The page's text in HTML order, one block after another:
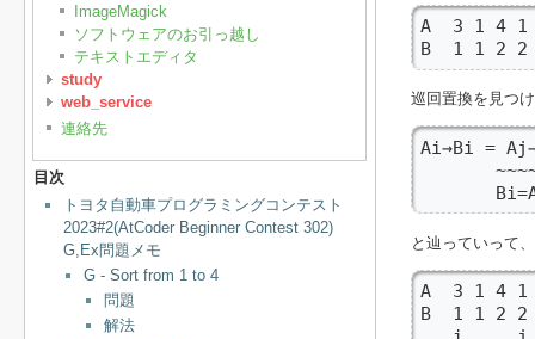
ImageMagick
ソフトウェアのお引っ越し
テキストエディタ
study
web_service
連絡先
目次
トヨタ自動車プログラミングコンテスト
2023#2(AtCoder Beginner Contest 302)
G,Ex問題メモ
G - Sort from 1 to 4
問題
解法
A  3 1 4 1
B  1 1 2 2
巡回置換を見つ
Ai→Bi =
と辿っていって、
A  3 1 4 1
B  1 1 2 2